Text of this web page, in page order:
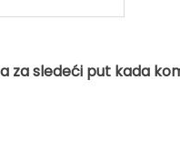
za sledeći put kada